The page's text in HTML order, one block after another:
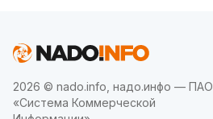
2026 © nado.info, надо.инфо — ПАО
«Система Коммерческой